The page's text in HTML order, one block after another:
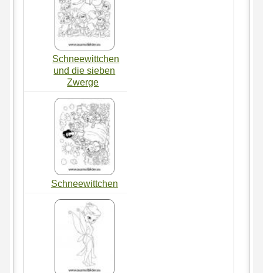
Schneewittchen
und die sieben
Zwerge
Schneewittchen